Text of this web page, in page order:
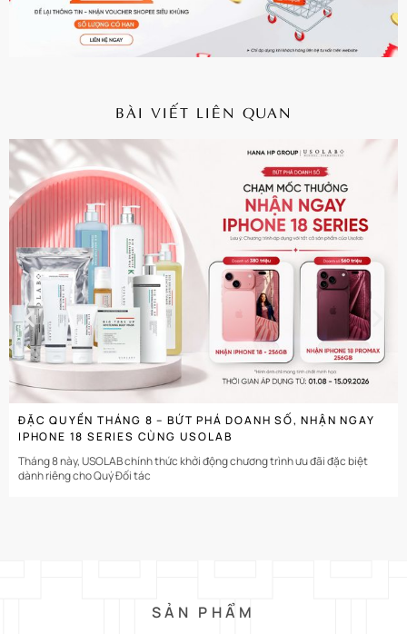
BÀI VIẾT LIÊN QUAN
CHI TIẾT
ĐẶC QUYỀN THÁNG 8 – BỨT PHÁ DOANH SỐ, NHẬN NGAY
IPHONE 18 SERIES CÙNG USOLAB
Tháng 8 này, USOLAB chính thức khởi động chương trình ưu đãi đặc biệt
dành riêng cho Quý Đối tác
SẢN PHẨM